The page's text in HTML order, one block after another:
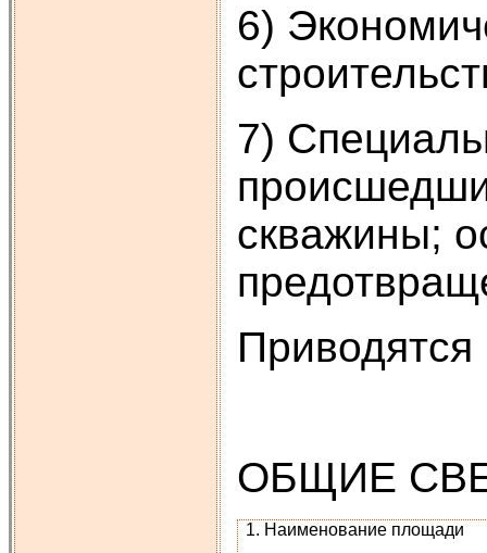
6)
7)
скважины;
ОБЩИЕ
1. Наименование площади